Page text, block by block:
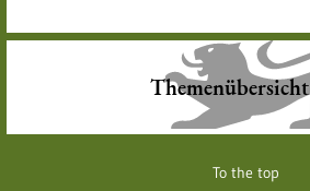
Themenübersicht
To the top